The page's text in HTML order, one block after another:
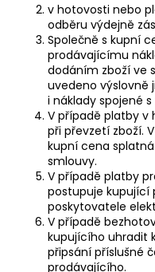
v hotovosti nebo
odběru výdejně
Společně s kupní
prodávajícímu
dodáním zboží ve
uvedeno výslovně
i náklady spojené
V případě platby v
při převzetí zboží.
kupní cena
smlouvy.
V případě platby
postupuje kupující
poskytovatele
V případě
kupujícího uhradit
připsání příslušné
prodávajícího.